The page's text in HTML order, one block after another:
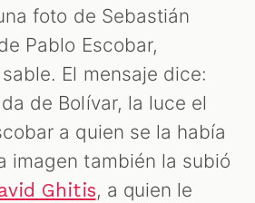
foto de Sebastián
Pablo Escobar,
El mensaje dice:
de Bolívar, la luce el
a quien se la había
imagen también la subió
Ghitis, a quien le